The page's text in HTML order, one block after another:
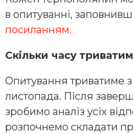
в опитуванні,
посиланням.
Скільки часу
Опитування триватиме з
листопада. Після
зробимо аналіз усіх
розпочнемо складати